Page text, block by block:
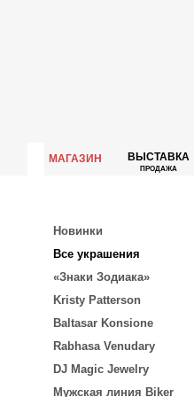
МАГАЗИН ВЫСТАВКА
ПРОДАЖА
Новинки
Все украшения
«Знаки Зодиака»
Kristy Patterson
Baltasar Konsione
Rabhasa Venudary
DJ Magic Jewelry
Мужская линия Biker